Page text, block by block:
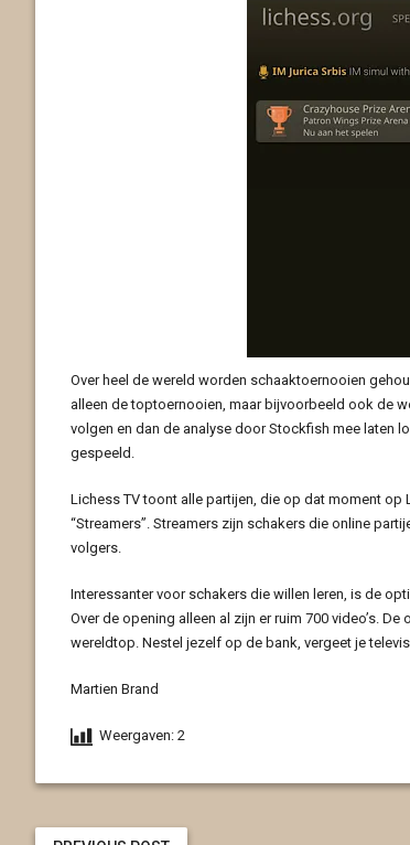
Over heel de wereld worden schaaktoernooien
alleen de toptoernooien, maar bijvoorbeeld ook de
volgen en dan de analyse door Stockfish mee laten
gespeeld.
Lichess TV toont alle partijen, die op dat moment op
“Streamers”. Streamers zijn schakers die online
volgers.
Interessanter voor schakers die willen leren, is de
Over de opening alleen al zijn er ruim 700 video’s.
wereldtop. Nestel jezelf op de bank, vergeet je
Martien Brand
Weergaven: 2